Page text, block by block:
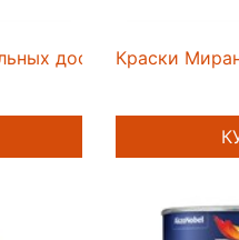
досок 0,9Краски